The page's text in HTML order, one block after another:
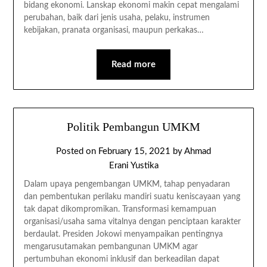
bidang ekonomi. Lanskap ekonomi makin cepat mengalami
perubahan, baik dari jenis usaha, pelaku, instrumen
kebijakan, pranata organisasi, maupun perkakas…
Read more
Politik Pembangun UMKM
Posted on February 15, 2021 by Ahmad
Erani Yustika
Dalam upaya pengembangan UMKM, tahap penyadaran
dan pembentukan perilaku mandiri suatu keniscayaan yang
tak dapat dikompromikan. Transformasi kemampuan
organisasi/usaha sama vitalnya dengan penciptaan karakter
berdaulat. Presiden Jokowi menyampaikan pentingnya
mengarusutamakan pembangunan UMKM agar
pertumbuhan ekonomi inklusif dan berkeadilan dapat